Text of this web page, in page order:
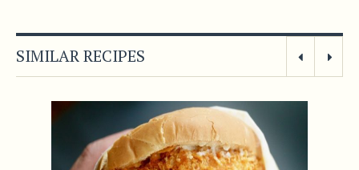
SIMILAR RECIPES